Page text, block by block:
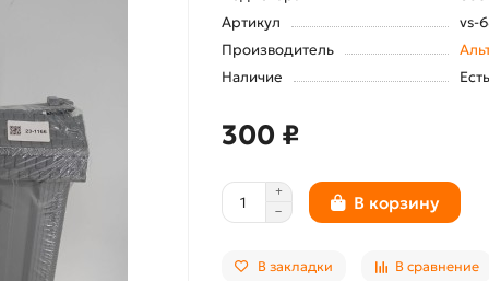
Артикул
vs-
Производитель
Наличие
300 ₽
В корзину
В закладки В сравнение